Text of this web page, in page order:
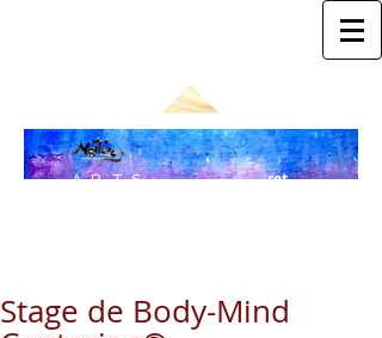
ret
ARTS
Stage de Body-Mind